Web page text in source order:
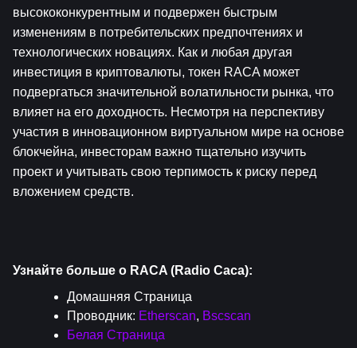
высококонкурентным и подвержен быстрым
изменениям в потребительских предпочтениях и
технологических новациях. Как и любая другая
инвестиция в криптовалюты, токен RACA может
подвергаться значительной волатильности рынка, что
влияет на его доходность. Несмотря на перспективу
участия в инновационном виртуальном мире на основе
блокчейна, инвесторам важно тщательно изучить
проект и учитывать свою терпимость к риску перед
вложением средств.
Узнайте больше о RACA (Radio Caca):
Домашняя Страница
Проводник: Etherscan, Bscscan
Белая Страница